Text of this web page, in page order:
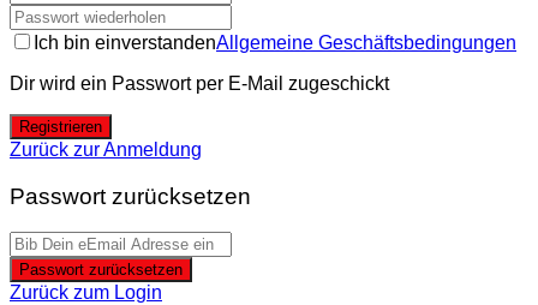
Ich bin einverstandenAllgemeine Geschäftsbedingungen
Dir wird ein Passwort per E-Mail zugeschickt
Registrieren
Zurück zur Anmeldung
Passwort zurücksetzen
Passwort zurücksetzen
Zurück zum Login